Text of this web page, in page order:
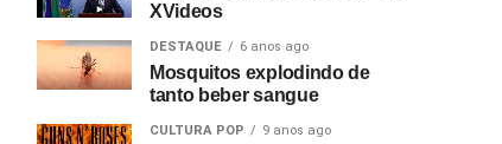
XVideos
DESTAQUE 6 anos ago
Mosquitos explodindo de
tanto beber sangue
CULTURA POP 9 anos ago